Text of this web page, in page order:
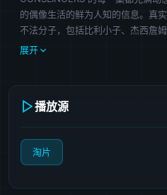
的偶像生活的鲜为人知的信息。真
不法分子，包括比利小子、杰西詹
等。
展开
播放源
淘片